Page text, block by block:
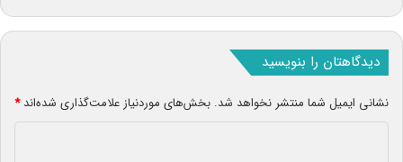
دیدگاهتان را بنویسید
نشانی ایمیل شما منتشر نخواهد شد. بخش‌های موردنیاز علامت‌گذاری شده‌اند*